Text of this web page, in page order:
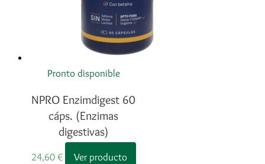
Pronto disponible
NPRO Enzimdigest 60
cáps. (Enzimas
digestivas)
24,60 € Ver producto